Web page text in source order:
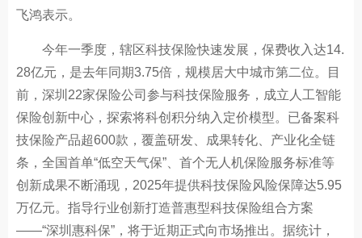
飞鸿表示。
今年一季度，辖区科技保险快速发展，保费收入达14.
28亿元，是去年同期3.75倍，规模居大中城市第二位。目
前，深圳22家保险公司参与科技保险服务，成立人工智能
保险创新中心，探索将科创积分纳入定价模型。已备案科
技保险产品超600款，覆盖研发、成果转化、产业化全链
条，全国首单“低空天气保”、首个无人机保险服务标准等
创新成果不断涌现，2025年提供科技保险风险保障达5.95
万亿元。指导行业创新打造普惠型科技保险组合方案
——“深圳惠科保”，将于近期正式向市场推出。据统计，